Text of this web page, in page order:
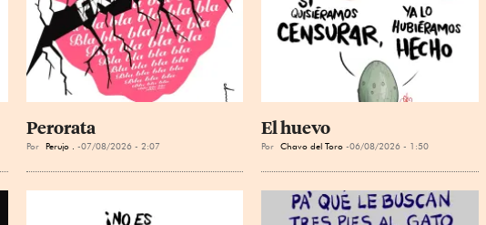
Perorata
Por Perujo . 07/08/2026 - 2:07
El huevo
Por Chavo del Toro 06/08/2026 - 1:50